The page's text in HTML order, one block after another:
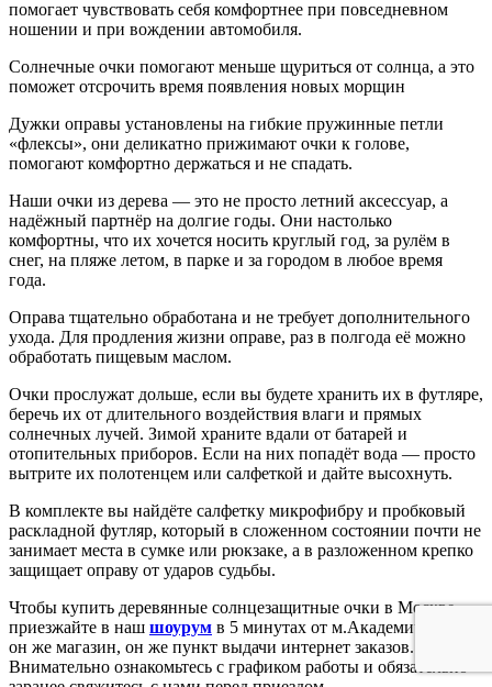
помогает чувствовать себя комфортнее при повседневном
ношении и при вождении автомобиля.
Солнечные очки помогают меньше щуриться от солнца, а это
поможет отсрочить время появления новых морщин
Дужки оправы установлены на гибкие пружинные петли
«флексы», они деликатно прижимают очки к голове,
помогают комфортно держаться и не спадать.
Наши очки из дерева — это не просто летний аксессуар, а
надёжный партнёр на долгие годы. Они настолько
комфортны, что их хочется носить круглый год, за рулём в
снег, на пляже летом, в парке и за городом в любое время
года.
Оправа тщательно обработана и не требует дополнительного
ухода. Для продления жизни оправе, раз в полгода её можно
обработать пищевым маслом.
Очки прослужат дольше, если вы будете хранить их в футляре,
беречь их от длительного воздействия влаги и прямых
солнечных лучей. Зимой храните вдали от батарей и
отопительных приборов. Если на них попадёт вода — просто
вытрите их полотенцем или салфеткой и дайте высохнуть.
В комплекте вы найдёте салфетку микрофибру и пробковый
раскладной футляр, который в сложенном состоянии почти не
занимает места в сумке или рюкзаке, а в разложенном крепко
защищает оправу от ударов судьбы.
Чтобы купить деревянные солнцезащитные очки в Москве —
приезжайте в наш шоурум в 5 минутах от м.Академическая,
он же магазин, он же пункт выдачи интернет заказов.
Внимательно ознакомьтесь с графиком работы и обязательно